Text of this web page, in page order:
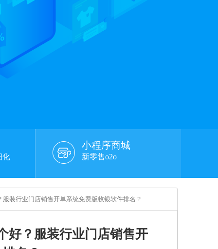
化
小程序商城
新零售o2o
装行业门店销售开单系统免费版收银软件排名？
好？服装行业门店销售开